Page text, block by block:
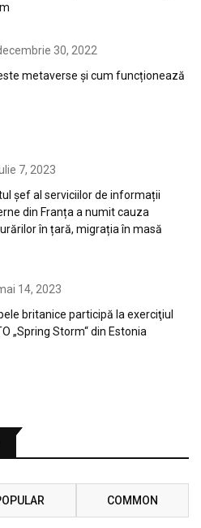
30, 2022
metaverse și cum funcționează
7, 2023
șef al serviciilor de informații
din Franța a numit cauza
în țară, migrația în masă
14, 2023
britanice participă la exerciţiul
„Spring Storm“ din Estonia
COMMON